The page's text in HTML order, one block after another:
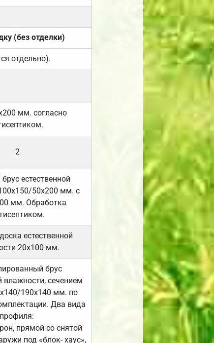
(без отделки)
отдельно).
мм. согласно
2
естественной
50х200 мм. с
мм. Обработка
естественной
20х100 мм.
брус
влажности, сечением
190х140 мм. по
Два вида
профиля:
прямой со снятой
под «блок- хаус»,